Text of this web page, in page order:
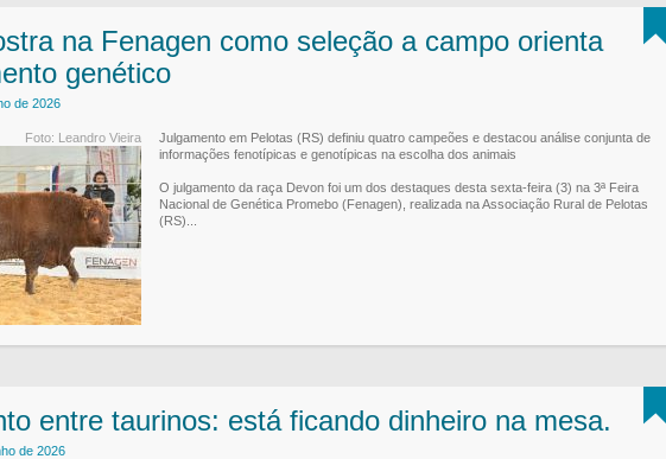
na Fenagen como seleção a campo orienta
genético
de 2026
Foto: Leandro Vieira
Julgamento em Pelotas (RS) definiu quatro campeões e destacou análise conjunta de
informações fenotípicas e genotípicas na escolha dos animais
O julgamento da raça Devon foi um dos destaques desta sexta-feira (3) na 3ª Feira
Nacional de Genética Promebo (Fenagen), realizada na Associação Rural de Pelotas
(RS)...
entre taurinos: está ficando dinheiro na mesa.
de 2026